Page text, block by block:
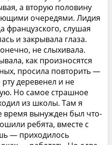
а вторую половину
очередями. Лидия
французского, слушая
и закрывала глаза.
не слыхивала.
как произносятся
просила повторить —
деревенел и не
Но самое страшное
из школы. Там я
время вынужден был что-
ребята, вместе с
— приходилось